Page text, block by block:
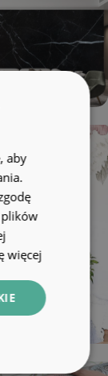
aby
plików
więcej